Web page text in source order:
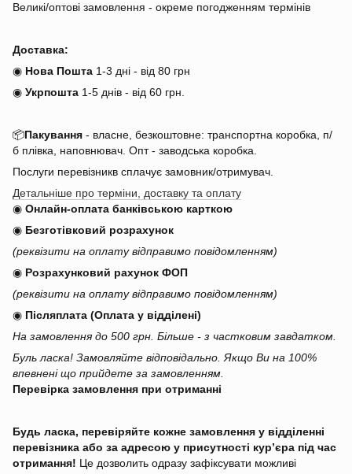
Великі/оптові замовлення - окреме погодженням термінів
Доставка:
◉ Нова Пошта 1-3 дні - від 80 грн
◉ Укрпошта 1-5 днів - від 60 грн.
📦Пакування - власне, безкоштовне: транспортна коробка, п/
б плівка, наповнювач. Опт - заводська коробка.
Послуги перевізникв сплачує замовник/отримувач.
Детальніше про терміни, доставку та оплату
◉ Онлайн-оплата банківською карткою
◉ Безготівковий розрахунок
(реквізити на оплату відправимо повідомленням)
◉ Розрахунковий рахунок ФОП
(реквізити на оплату відправимо повідомленням)
◉ Післяплата (Оплата у відділені)
На замовлення до 500 грн. Більше - з частковим завдатком.
Буль ласка! Замовляйте відповідально. Якщо Ви на 100%
впевнені що прийдете за замовленням.
Перевірка замовлення при отриманні
Будь ласка, перевіряйте кожне замовлення у відділенні
перевізника або за адресою у присутності кур’єра під час
отримання! Це дозволить одразу зафіксувати можливі